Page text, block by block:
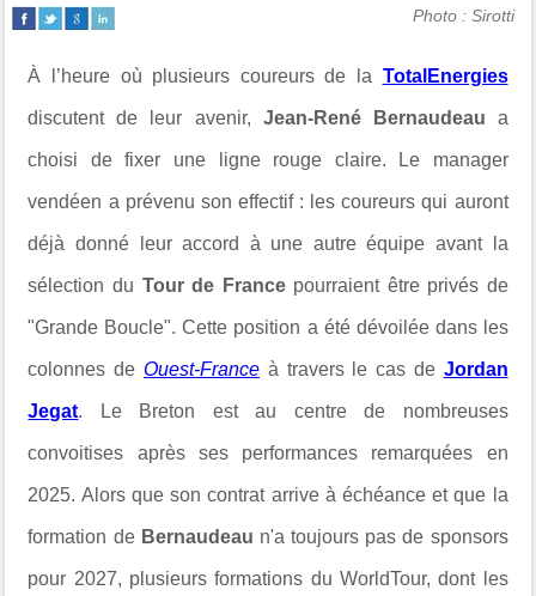
Photo : Sirotti
À l’heure où plusieurs coureurs de la TotalEnergies
discutent de leur avenir, Jean-René Bernaudeau a
choisi de fixer une ligne rouge claire. Le manager
vendéen a prévenu son effectif : les coureurs qui auront
déjà donné leur accord à une autre équipe avant la
sélection du Tour de Francepourraient être privés de
"Grande Boucle". Cette position a été dévoilée dans les
colonnes de Ouest-France à travers le cas de Jordan
Jegat. Le Breton est au centre de nombreuses
convoitises après ses performances remarquées en
2025. Alors que son contrat arrive à échéance et que la
formation de Bernaudeau n'a toujours pas de sponsors
pour 2027, plusieurs formations du WorldTour, dont les